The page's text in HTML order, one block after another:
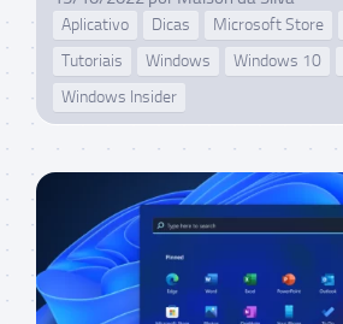
Aplicativo Dicas Microsoft Store
Tutoriais
Windows Windows 10
Windows Insider